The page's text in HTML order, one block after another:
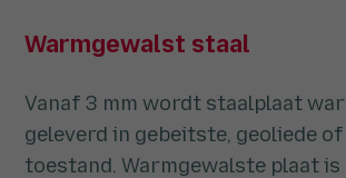
Warmgewalst staal
Vanaf 3 mm wordt staalplaat
geleverd in gebeitste, geoliede
toestand. Warmgewalste plaat